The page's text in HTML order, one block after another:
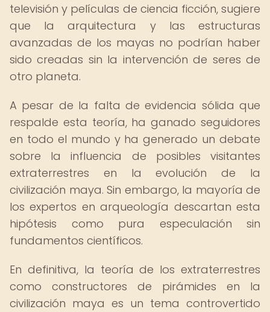
televisión y películas de ciencia ficción, sugiere
que la arquitectura y las estructuras
avanzadas de los mayas no podrían haber
sido creadas sin la intervención de seres de
otro planeta.
A pesar de la falta de evidencia sólida que
respalde esta teoría, ha ganado seguidores
en todo el mundo y ha generado un debate
sobre la influencia de posibles visitantes
extraterrestres en la evolución de la
civilización maya. Sin embargo, la mayoría de
los expertos en arqueología descartan esta
hipótesis como pura especulación sin
fundamentos científicos.
En definitiva, la teoría de los extraterrestres
como constructores de pirámides en la
civilización maya es un tema controvertido